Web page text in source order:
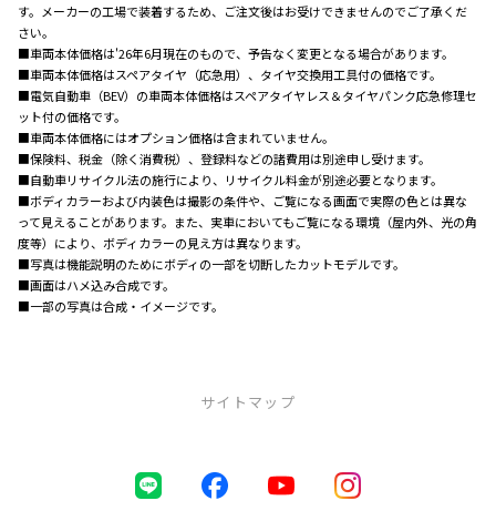
す。メーカーの工場で装着するため、ご注文後はお受けできませんのでご了承くだ
さい。
■車両本体価格は'26年6月現在のもので、予告なく変更となる場合があります。
■車両本体価格はスペアタイヤ（応急用）、タイヤ交換用工具付の価格です。
■電気自動車（BEV）の車両本体価格はスペアタイヤレス＆タイヤパンク応急修理セ
ット付の価格です。
■車両本体価格にはオプション価格は含まれていません。
■保険料、税金（除く消費税）、登録料などの諸費用は別途申し受けます。
■自動車リサイクル法の施行により、リサイクル料金が別途必要となります。
■ボディカラーおよび内装色は撮影の条件や、ご覧になる画面で実際の色とは異な
って見えることがあります。また、実車においてもご覧になる環境（屋内外、光の角
度等）により、ボディカラーの見え方は異なります。
■写真は機能説明のためにボディの一部を切断したカットモデルです。
■画面はハメ込み合成です。
■一部の写真は合成・イメージです。
サイトマップ